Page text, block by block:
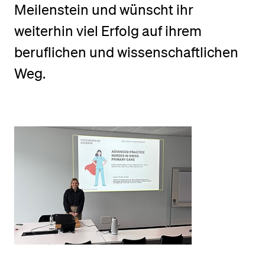
Meilenstein und wünscht ihr
weiterhin viel Erfolg auf ihrem
beruflichen und wissenschaftlichen
Weg.
Menuplan Mensa
Anmeldung und Zulassung